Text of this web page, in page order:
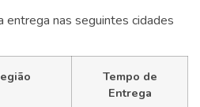
nas seguintes cidades
Tempo de
Entrega